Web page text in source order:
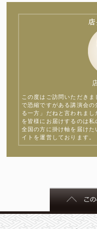
この度はご訪問いただき
で恐縮ですがある講演会の
る一方」だねと言われま
を皆様にお届けするのは私
全国の方に掛け軸を届け
イトを運営しております。